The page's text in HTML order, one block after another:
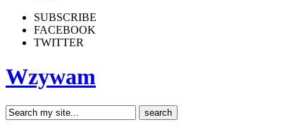
SUBSCRIBE
FACEBOOK
TWITTER
Wzywam